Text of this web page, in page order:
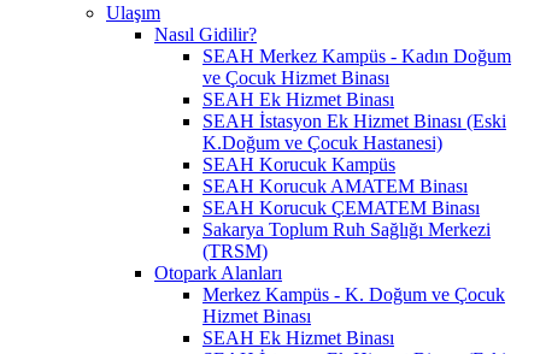
Ulaşım
Nasıl Gidilir?
SEAH Merkez Kampüs - Kadın Doğum
ve Çocuk Hizmet Binası
SEAH Ek Hizmet Binası
SEAH İstasyon Ek Hizmet Binası (Eski
K.Doğum ve Çocuk Hastanesi)
SEAH Korucuk Kampüs
SEAH Korucuk AMATEM Binası
SEAH Korucuk ÇEMATEM Binası
Sakarya Toplum Ruh Sağlığı Merkezi
(TRSM)
Otopark Alanları
Merkez Kampüs - K. Doğum ve Çocuk
Hizmet Binası
SEAH Ek Hizmet Binası